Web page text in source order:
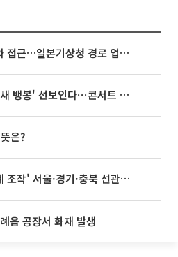
태풍 '돌핀' 오키나와 접근…일본기상청 경로 업데이트
빅뱅, 20주년 기념 '새 뱅봉' 선보인다⋯콘서트 앞두고 팝업 개최
은?
울·경기·충북 선관위 등 추가 압수수색
읍 공장서 화재 발생